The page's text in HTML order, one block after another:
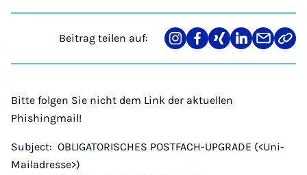
Beitrag teilen auf:
Teilen
auf
Teilen
auf
Teilen
auf
Teilen
auf
Teilen
über
Link
Bitte folgen Sie nicht dem Link der aktuellen
Phishingmail!
Subject: OBLIGATORISCHES POSTFACH-UPGRADE (<Uni-
Mailadresse>)